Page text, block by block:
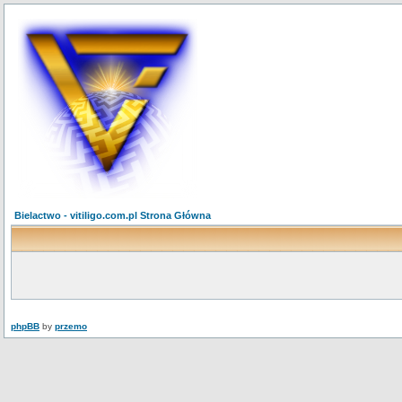
Bielactwo - vitiligo.com.pl Strona Główna
phpBB by przemo